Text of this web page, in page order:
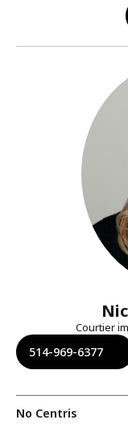
Courtier
514-969-6377
No Centris